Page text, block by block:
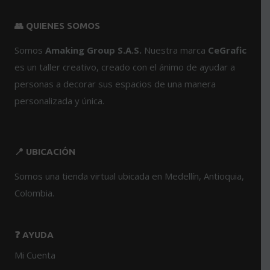
Las
se
pueden
elegir
en
producto
👥 QUIENES SOMOS
Somos Amaking Group S.A.S. Nuestra marca CeGrafic
es un taller creativo, creado con el ánimo de ayudar a
personas a decorar sus espacios de una manera
personalizada y única.
📍 UBICACIÓN
Somos una tienda virtual ubicada en Medellín, Antioquia,
Colombia.
❓ AYUDA
Mi Cuenta